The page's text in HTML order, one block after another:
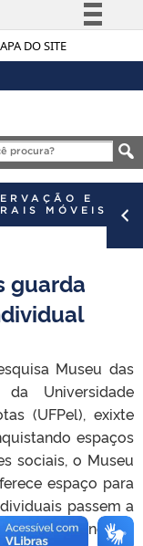
DO SITE
Canais
E
MÓVEIS
guarda
Museu das
da Universidade
(UFPel), exixte
espaços
sociais, o Museu
espaço para
passem a
cibernético.